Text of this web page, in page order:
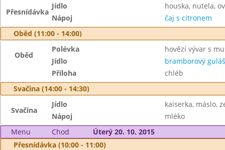
Přesnídávka
Jídlo
houska, nutela,
Nápoj
čaj s citronem
Oběd (11:00 - 14:00)
Oběd
Polévka
hovězí vývar s
Jídlo
bramborový guláš
Příloha
chléb
Svačina (14:00 - 14:30)
Svačina
Jídlo
kaiserka, máslo,
Nápoj
mléko
Menu
Chod
Úterý 20. 10. 2015
Přesnídávka (10:00 - 11:00)